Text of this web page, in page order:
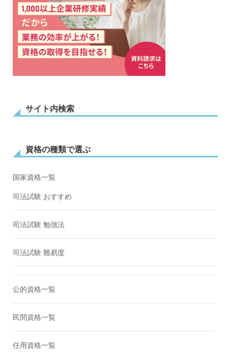
サイト内検索
資格の種類で選ぶ
国家資格一覧
司法試験 おすすめ
司法試験 勉強法
司法試験 難易度
公的資格一覧
民間資格一覧
任用資格一覧